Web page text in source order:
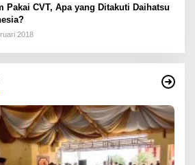
Pakai CVT, Apa yang Ditakuti Daihatsu
2018